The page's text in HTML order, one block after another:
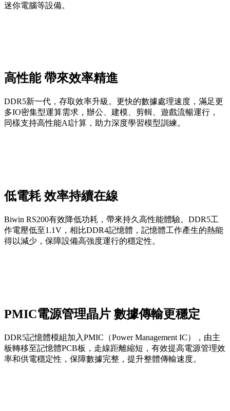
迷你電腦等設備。
高性能 帶來效率精進
DDR5新一代，存取效率升級。更快的數據處理速度，滿足更
多IO密集型運算需求，辦公、建模、剪輯、遊戲流暢運行，
同樣支持高性能AI計算，助力深度學習模型訓練。
低電耗 效率持續在線
Biwin RS200有效降低功耗，帶來持久高性能體驗。DDR5工
作電壓低至1.1V，相比DDR4記憶體，記憶體工作產生的熱能
得以減少，保障設備高強度運行的穩定性。
PMIC電源管理晶片 數據傳輸更穩定
DDR5記憶體模組加入PMIC（Power Management IC），由主
板轉移至記憶體PCB板，走線距離縮短，有效提高電源管理效
率和供電穩定性，保障數據完整，提升整體傳輸速度。